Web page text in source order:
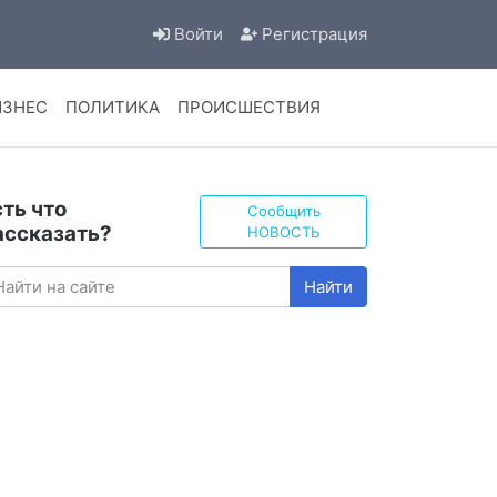
Войти Регистрация
ПОЛИТИКА ПРОИСШЕСТВИЯ
что
Сообщить
НОВОСТЬ
Найти